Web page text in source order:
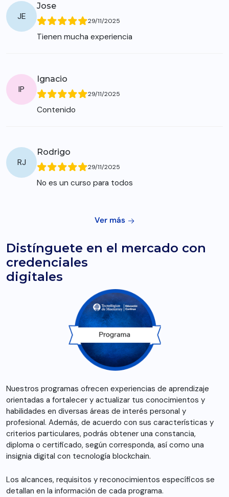
JE
Jose
29/11/2025
Tienen mucha experiencia
IP
Ignacio
29/11/2025
Contenido
RJ
Rodrigo
29/11/2025
No es un curso para todos
Ver más
Distínguete en el mercado con
credenciales
digitales
Nuestros programas ofrecen experiencias de aprendizaje
orientadas a fortalecer y actualizar tus conocimientos y
habilidades en diversas áreas de interés personal y
profesional. Además, de acuerdo con sus características y
criterios particulares, podrás obtener una constancia,
diploma o certificado, según corresponda, así como una
insignia digital con tecnología blockchain.
Los alcances, requisitos y reconocimientos específicos se
detallan en la información de cada programa.